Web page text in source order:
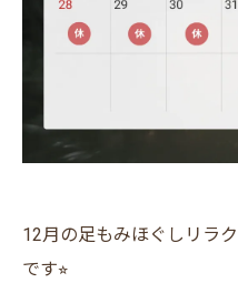
12月の足もみほぐしリラ
です⭐︎